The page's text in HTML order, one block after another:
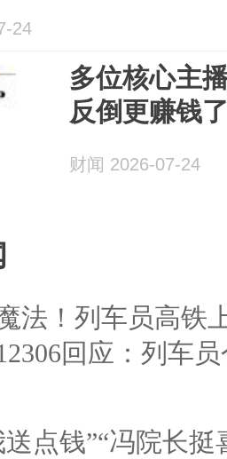
24
多位核心主
反倒更赚钱
财闻 2026-07-24
法！列车员高铁
回应：列车
点钱”“冯院长